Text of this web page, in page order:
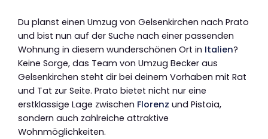
Du planst einen Umzug von Gelsenkirchen nach Prato
und bist nun auf der Suche nach einer passenden
Wohnung in diesem wunderschönen Ort in Italien?
Keine Sorge, das Team von Umzug Becker aus
Gelsenkirchen steht dir bei deinem Vorhaben mit Rat
und Tat zur Seite. Prato bietet nicht nur eine
erstklassige Lage zwischen Florenz und Pistoia,
sondern auch zahlreiche attraktive
Wohnmöglichkeiten.